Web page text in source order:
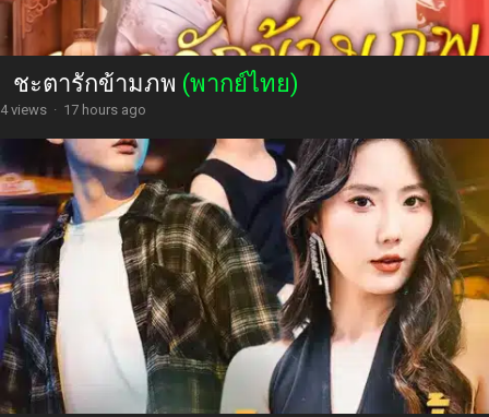
ชะตารักข้ามภพ (พากย์ไทย)
4 views · 17 hours ago